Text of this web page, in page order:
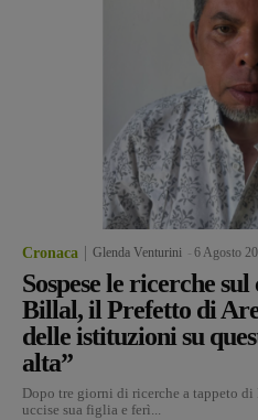
Cronaca Glenda Venturini 6 Agosto
Sospese le ricerche
Billal, il Prefetto di
delle istituzioni su
alta”
Dopo tre giorni di ricerche a tappeto
uccise sua figlia e ferì...